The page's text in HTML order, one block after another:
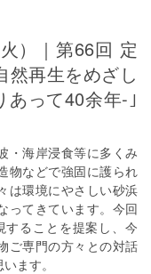
然再生をめざし
あって40余年-｣
・海岸浸食等に多くみ
物などで強固に護られ
は環境にやさしい砂浜
ってきています。今回
することを提案し、今
ご専門の方々との対話
ます。